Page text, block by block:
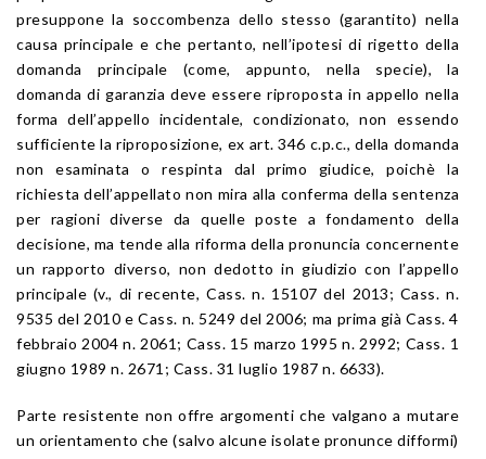
presuppone la soccombenza dello stesso (garantito) nella
causa principale e che pertanto, nell’ipotesi di rigetto della
domanda principale (come, appunto, nella specie), la
domanda di garanzia deve essere riproposta in appello nella
forma dell’appello incidentale, condizionato, non essendo
sufficiente la riproposizione, ex art. 346 c.p.c., della domanda
non esaminata o respinta dal primo giudice, poichè la
richiesta dell’appellato non mira alla conferma della sentenza
per ragioni diverse da quelle poste a fondamento della
decisione, ma tende alla riforma della pronuncia concernente
un rapporto diverso, non dedotto in giudizio con l’appello
principale (v., di recente, Cass. n. 15107 del 2013; Cass. n.
9535 del 2010 e Cass. n. 5249 del 2006; ma prima già Cass. 4
febbraio 2004 n. 2061; Cass. 15 marzo 1995 n. 2992; Cass. 1
giugno 1989 n. 2671; Cass. 31 luglio 1987 n. 6633).
Parte resistente non offre argomenti che valgano a mutare
un orientamento che (salvo alcune isolate pronunce difformi)